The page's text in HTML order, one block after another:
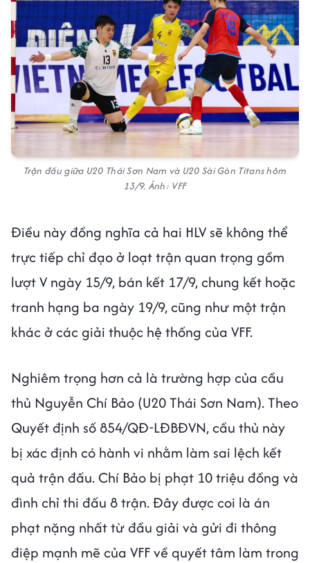
Trận đấu giữa U20 Thái Sơn Nam và U20 Sài Gòn Titans hôm
13/9. Ảnh: VFF
Điều này đồng nghĩa cả hai HLV sẽ không thể
trực tiếp chỉ đạo ở loạt trận quan trọng gồm
lượt V ngày 15/9, bán kết 17/9, chung kết hoặc
tranh hạng ba ngày 19/9, cũng như một trận
khác ở các giải thuộc hệ thống của VFF.
Nghiêm trọng hơn cả là trường hợp của cầu
thủ Nguyễn Chí Bảo (U20 Thái Sơn Nam). Theo
Quyết định số 854/QĐ-LĐBĐVN, cầu thủ này
bị xác định có hành vi nhằm làm sai lệch kết
quả trận đấu. Chí Bảo bị phạt 10 triệu đồng và
đình chỉ thi đấu 8 trận. Đây được coi là án
phạt nặng nhất từ đầu giải và gửi đi thông
điệp mạnh mẽ của VFF về quyết tâm làm trong